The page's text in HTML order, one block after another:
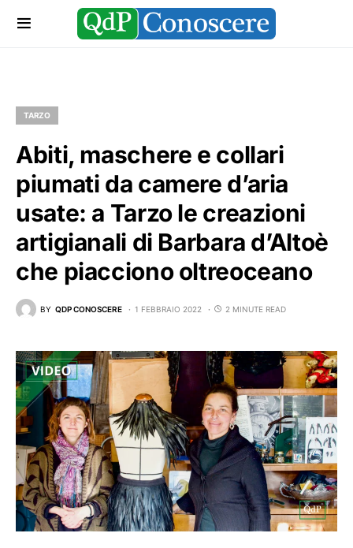
TARZO
Abiti, maschere e collari
piumati da camere d’aria
usate: a Tarzo le creazioni
artigianali di Barbara d’Altoè
che piacciono oltreoceano
BY QDP CONOSCERE 1 FEBBRAIO 2022 2 MINUTE READ